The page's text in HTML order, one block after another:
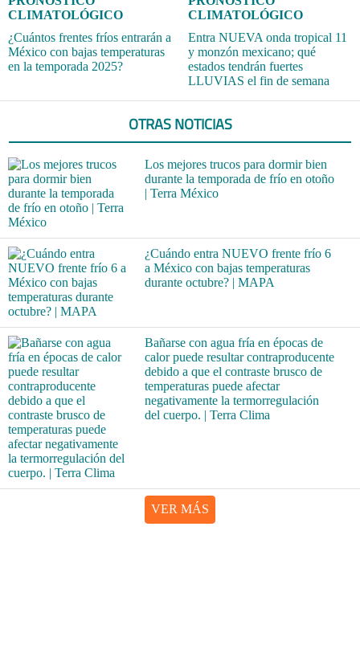
CLIMATOLÓGICO
¿Cuántos frentes fríos entrarán a
México con bajas temperaturas
en la temporada 2025?
CLIMATOLÓGICO
Entra NUEVA onda tropical 11
y monzón mexicano; qué
estados tendrán fuertes
LLUVIAS el fin de semana
OTRAS NOTICIAS
Los mejores trucos para dormir bien
durante la temporada de frío en otoño
| Terra México
¿Cuándo entra NUEVO frente frío 6
a México con bajas temperaturas
durante octubre? | MAPA
Bañarse con agua fría en épocas de
calor puede resultar contraproducente
debido a que el contraste brusco de
temperaturas puede afectar
negativamente la termorregulación
del cuerpo. | Terra Clima
VER MÁS